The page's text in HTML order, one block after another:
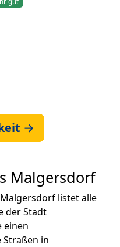
→
Malgersdorf
listet alle
der Stadt
einen
Straßen in